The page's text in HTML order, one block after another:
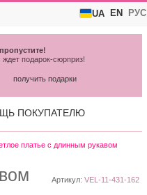
UA EN РУС
Артикул: VEL-11-431-162
платье с длинным рукавом
ПОКУПАТЕЛЮ
ждет подарок-сюрприз!
получить подарки